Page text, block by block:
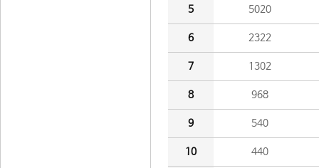
5 5020
6 2322
7 1302
8 968
9 540
10 440